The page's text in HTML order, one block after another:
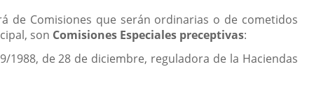
externa.externa.externa.
de Comisiones que serán ordinarias o de cometidos
son Comisiones Especiales preceptivas:
1988, de 28 de diciembre, reguladora de la Haciendas